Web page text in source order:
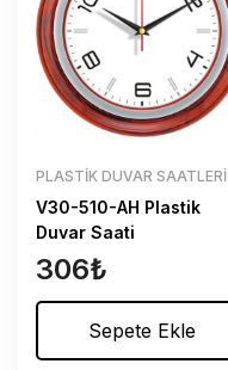
PLASTIK DUVAR SAATLERI
V30-510-AH Plastik
Duvar Saati
306₺
Sepete Ekle